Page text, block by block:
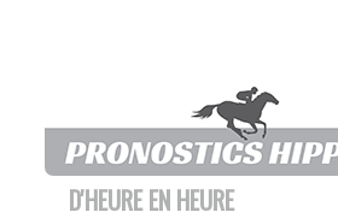
D'HEURE EN HEURE